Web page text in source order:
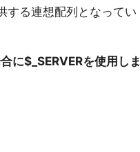
する連想配列となってい
に$_SERVERを使用しま